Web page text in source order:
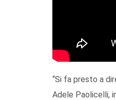
“Si fa presto a
Adele Paolicelli,